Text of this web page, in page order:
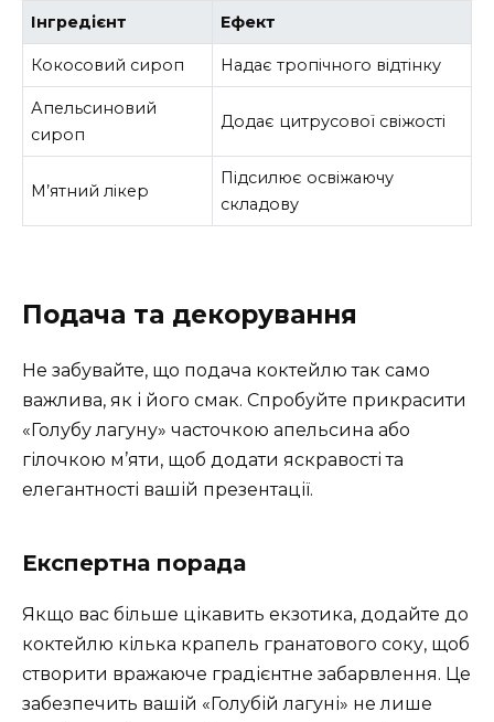
Інгредієнт Ефект
Кокосовий сироп Надає тропічного відтінку
Апельсиновий
сироп
Додає цитрусової свіжості
М’ятний лікер
Підсилює освіжаючу
складову
Подача та декорування
Не забувайте, що подача коктейлю так само
важлива, як і його смак. Спробуйте прикрасити
«Голубу лагуну» часточкою апельсина або
гілочкою м’яти, щоб додати яскравості та
елегантності вашій презентації.
Експертна порада
Якщо вас більше цікавить екзотика, додайте до
коктейлю кілька крапель гранатового соку, щоб
створити вражаюче градієнтне забарвлення. Це
забезпечить вашій «Голубій лагуні» не лише